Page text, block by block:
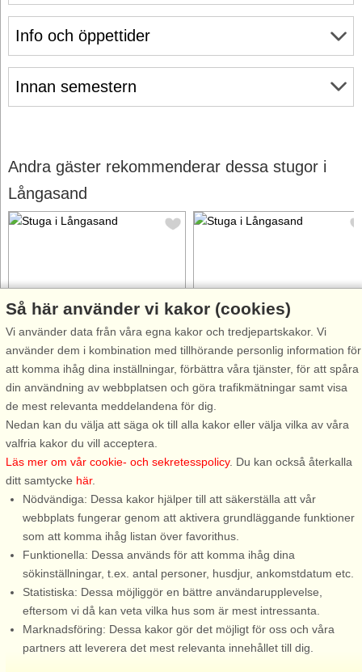
Info och öppettider
Innan semestern
Andra gäster rekommenderar dessa stugor i
Långasand
Stugnr: 66043
Långasand
6 personer, 72 m²
1,0 km till sjö/hav:.
Ett mycket trivsamt fritidshus i
ett av Hallandskustens bästa
områden i Vesslunda vid
Långasand. I närheten av
stugans tomt går en
promenadstig genom det
vackra naturreservatet ned till
badstranden. I ...
från 8.557 SEK
Stugnr: 9812
Långasand
4 personer, 50 m²
1,6 km till sjö/hav:.
På ett av Hallandskustens
områden i Vesslunda vid
trevliga stuga med
badstranden. Området är lugnt
och trivsamt med ett mindre
antal stugor. Tomten är ...
från 3.996 SEK
Så här använder vi kakor (cookies)
Vi använder data från våra egna kakor och tredjepartskakor. Vi
använder dem i kombination med tillhörande personlig information för
att komma ihåg dina inställningar, förbättra våra tjänster, för att spåra
din användning av webbplatsen och göra trafikmätningar samt visa
de mest relevanta meddelandena för dig.
Nedan kan du välja att säga ok till alla kakor eller välja vilka av våra
valfria kakor du vill acceptera.
Läs mer om vår cookie- och sekretesspolicy. Du kan också återkalla
ditt samtycke här.
Nödvändiga: Dessa kakor hjälper till att säkerställa att vår
webbplats fungerar genom att aktivera grundläggande funktioner
som att komma ihåg listan över favorithus.
Funktionella: Dessa används för att komma ihåg dina
sökinställningar, t.ex. antal personer, husdjur, ankomstdatum etc.
Statistiska: Dessa möjliggör en bättre användarupplevelse,
eftersom vi då kan veta vilka hus som är mest intressanta.
Marknadsföring: Dessa kakor gör det möjligt för oss och våra
partners att leverera det mest relevanta innehållet till dig.